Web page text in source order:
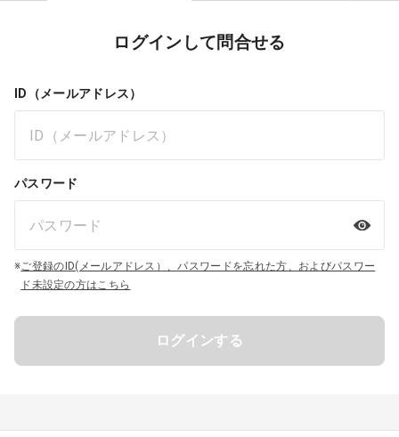
ログインして問合せる
ID（メールアドレス）
パスワード
※ご登録のID(メールアドレス）、パスワードを忘れた方、およびパスワー
ド未設定の方はこちら
ログインする